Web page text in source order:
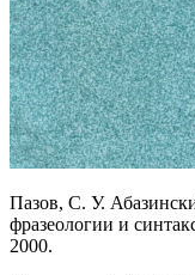
Пазов, С. У.
фразеологии и
2000.